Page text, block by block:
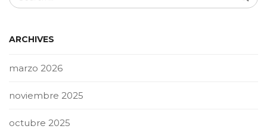
ARCHIVES
marzo 2026
noviembre 2025
octubre 2025